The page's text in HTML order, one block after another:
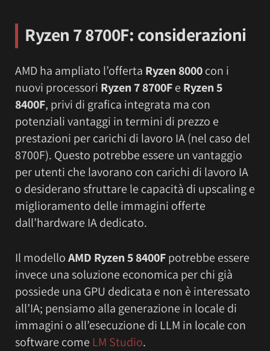
Ryzen 7 8700F: considerazioni
AMD ha ampliato l’offerta Ryzen 8000con i
nuovi processori Ryzen 7 8700Fe Ryzen 5
8400F, privi di grafica integrata ma con
potenziali vantaggi in termini di prezzo e
prestazioni per carichi di lavoro IA (nel caso del
8700F). Questo potrebbe essere un vantaggio
per utenti che lavorano con carichi di lavoro IA
o desiderano sfruttare le capacità di upscaling e
miglioramento delle immagini offerte
dall’hardware IA dedicato.
Il modelloAMD Ryzen 5 8400Fpotrebbe essere
invece una soluzione economica per chi già
possiede una GPU dedicata e non è interessato
all’IA; pensiamo alla generazione in locale di
immagini o all’esecuzione di LLM in locale con
software come LM Studio.